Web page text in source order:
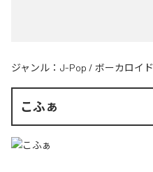
ジャンル： J-Pop / ボーカロイド
こふぁ